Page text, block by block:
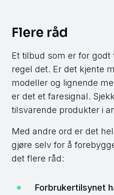
Flere råd
Et tilbud som er for
regel det. Er det kjente
modeller og lignende
er det et faresignal.
tilsvarende produkter i
Med andre ord er det
gjøre selv for å
det flere råd:
Forbrukertilsynet